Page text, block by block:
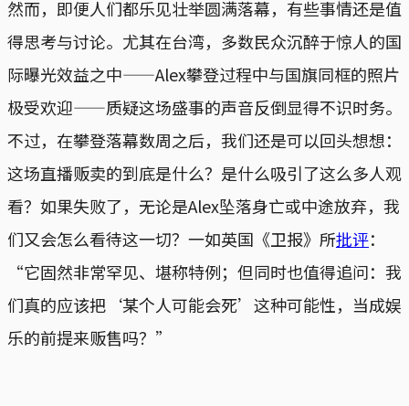
然而，即便人们都乐见壮举圆满落幕，有些事情还是值
得思考与讨论。尤其在台湾，多数民众沉醉于惊人的国
际曝光效益之中——Alex攀登过程中与国旗同框的照片
极受欢迎——质疑这场盛事的声音反倒显得不识时务。
不过，在攀登落幕数周之后，我们还是可以回头想想：
这场直播贩卖的到底是什么？是什么吸引了这么多人观
看？如果失败了，无论是Alex坠落身亡或中途放弃，我
们又会怎么看待这一切？一如英国《卫报》所批评：
“它固然非常罕见、堪称特例；但同时也值得追问：我
们真的应该把‘某个人可能会死’这种可能性，当成娱
乐的前提来贩售吗？”